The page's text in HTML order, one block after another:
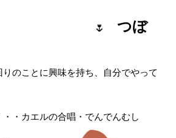
つぼ
のことに興味を持ち、自分でやって
・・カエルの合唱・でんでんむし